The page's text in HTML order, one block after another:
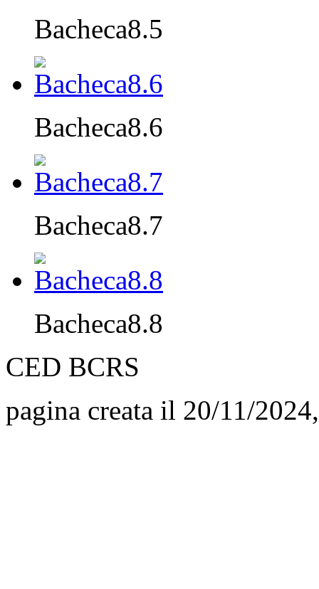
Bacheca8.5
Bacheca8.6
Bacheca8.7
Bacheca8.8
CED BCRS
pagina creata il 20/11/